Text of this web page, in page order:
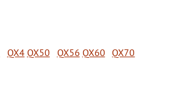
QX4 QX50 QX56 QX60 QX70